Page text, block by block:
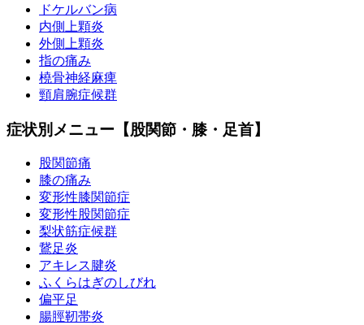
ドケルバン病
内側上顆炎
外側上顆炎
指の痛み
橈骨神経麻痺
頸肩腕症候群
症状別メニュー【股関節・膝・足首】
股関節痛
膝の痛み
変形性膝関節症
変形性股関節症
梨状筋症候群
鵞足炎
アキレス腱炎
ふくらはぎのしびれ
偏平足
腸脛靭帯炎